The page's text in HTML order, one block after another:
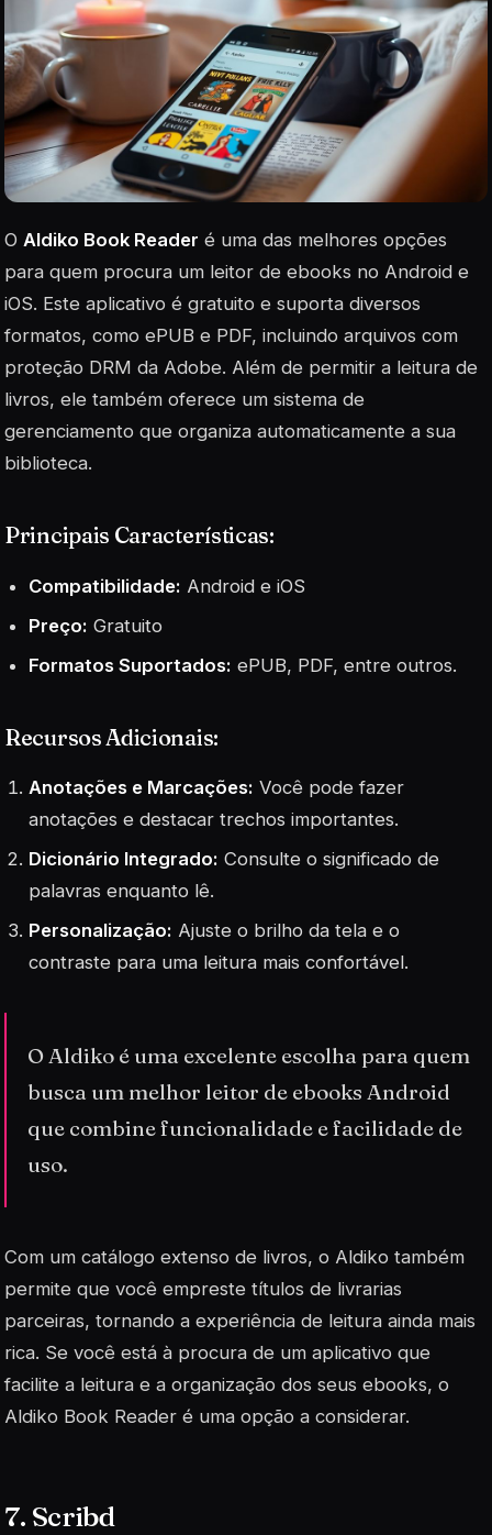
O Aldiko Book Reader é uma das melhores opções
para quem procura um leitor de ebooks no Android e
iOS. Este aplicativo é gratuito e suporta diversos
formatos, como ePUB e PDF, incluindo arquivos com
proteção DRM da Adobe. Além de permitir a leitura de
livros, ele também oferece um sistema de
gerenciamento que organiza automaticamente a sua
biblioteca.
Principais Características:
Compatibilidade: Android e iOS
Preço: Gratuito
Formatos Suportados: ePUB, PDF, entre outros.
Recursos Adicionais:
Anotações e Marcações: Você pode fazer
anotações e destacar trechos importantes.
Dicionário Integrado: Consulte o significado de
palavras enquanto lê.
Personalização: Ajuste o brilho da tela e o
contraste para uma leitura mais confortável.
O Aldiko é uma excelente escolha para quem
busca um melhor leitor de ebooks Android
que combine funcionalidade e facilidade de
uso.
Com um catálogo extenso de livros, o Aldiko também
permite que você empreste títulos de livrarias
parceiras, tornando a experiência de leitura ainda mais
rica. Se você está à procura de um aplicativo que
facilite a leitura e a organização dos seus ebooks, o
Aldiko Book Reader é uma opção a considerar.
7. Scribd